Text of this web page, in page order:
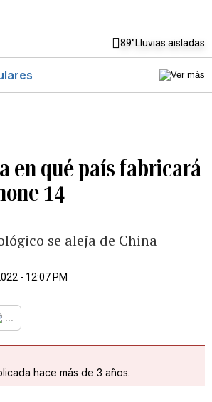
89°Lluvias aisladas
en qué país fabricará
14
se aleja de China
- 12:07 PM
...
hace más de 3 años.